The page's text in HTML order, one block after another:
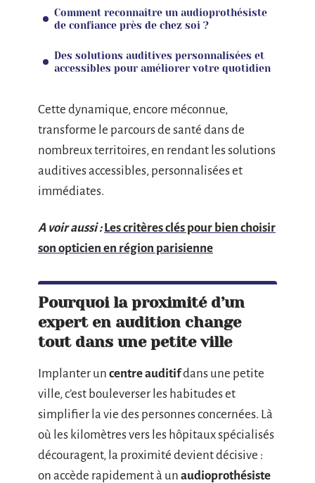
Comment reconnaître un audioprothésiste
de confiance près de chez soi ?
Des solutions auditives personnalisées et
accessibles pour améliorer votre quotidien
Cette dynamique, encore méconnue,
transforme le parcours de santé dans de
nombreux territoires, en rendant les solutions
auditives accessibles, personnalisées et
immédiates.
A voir aussi : Les critères clés pour bien choisir
son opticien en région parisienne
Pourquoi la proximité d’un
expert en audition change
tout dans une petite ville
Implanter un centre auditifdans une petite
ville, c’est bouleverser les habitudes et
simplifier la vie des personnes concernées. Là
où les kilomètres vers les hôpitaux spécialisés
découragent, la proximité devient décisive :
on accède rapidement à un audioprothésiste